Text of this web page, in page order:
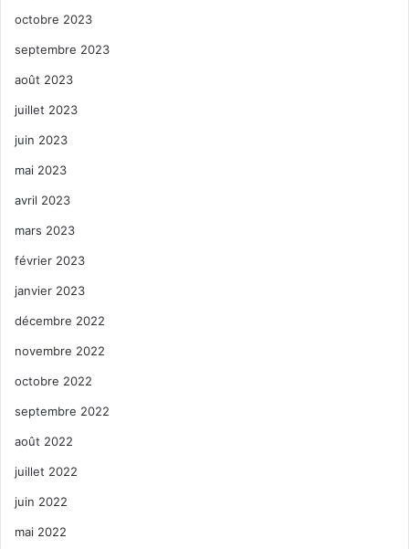
octobre 2023
septembre 2023
août 2023
juillet 2023
juin 2023
mai 2023
avril 2023
mars 2023
février 2023
janvier 2023
décembre 2022
novembre 2022
octobre 2022
septembre 2022
août 2022
juillet 2022
juin 2022
mai 2022